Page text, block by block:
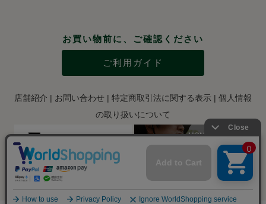
お買い物前に、ご確認ください
ご利用ガイド
店舗紹介 お問い合わせ 特定商取引法に関する表示
個人情報
の取り扱いについて